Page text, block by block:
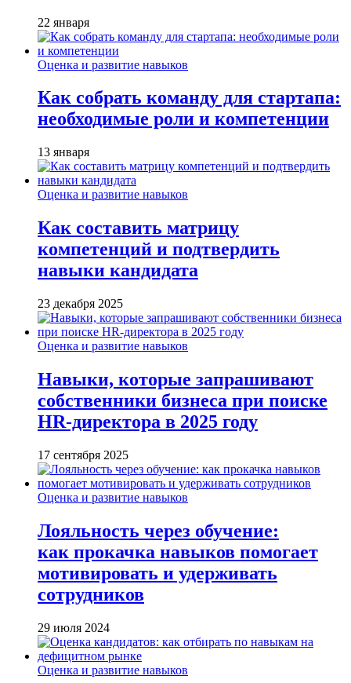
22 января
Оценка и развитие навыков
Как собрать команду для стартапа:
необходимые роли и компетенции
13 января
Оценка и развитие навыков
Как составить матрицу
компетенций и подтвердить
навыки кандидата
23 декабря 2025
Оценка и развитие навыков
Навыки, которые запрашивают
собственники бизнеса при поиске
HR-директора в 2025 году
17 сентября 2025
Оценка и развитие навыков
Лояльность через обучение:
как прокачка навыков помогает
мотивировать и удерживать
сотрудников
29 июля 2024
Оценка и развитие навыков